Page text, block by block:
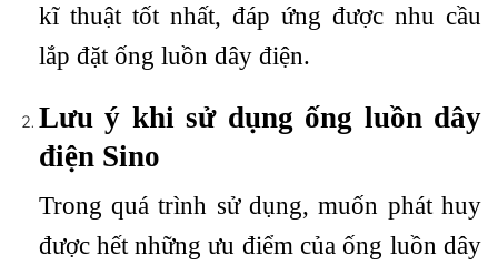
kĩ thuật tốt nhất, đáp ứng được nhu cầu
lắp đặt ống luồn dây điện.
Lưu ý khi sử dụng ống luồn dây
điện Sino
Trong quá trình sử dụng, muốn phát huy
được hết những ưu điểm của ống luồn dây